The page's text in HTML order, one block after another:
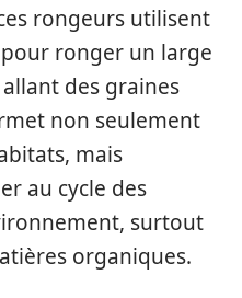
rongeurs utilisent
ronger un large
des graines
non seulement
mais
au cycle des
surtout
organiques.